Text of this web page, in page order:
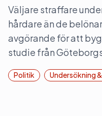
Väljare straffare
hårdare än de
avgörande för att
studie från
Politik Undersökning